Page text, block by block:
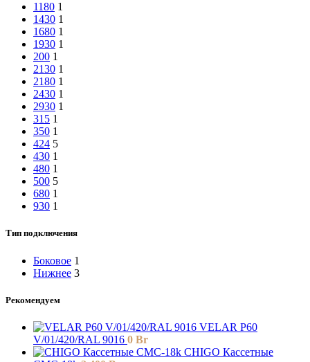
1180 1
1430 1
1680 1
1930 1
200 1
2130 1
2180 1
2430 1
2930 1
315 1
350 1
424 5
430 1
480 1
500 5
680 1
930 1
Тип подключения
Боковое 1
Нижнее 3
Рекомендуем
VELAR P60
V/01/420/RAL 9016 0 Br
СHIGO Кассетные